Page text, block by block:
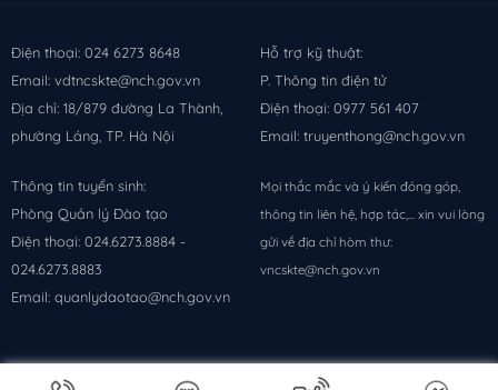
Điện thoại: 024 6273 8648
Email: vdtncskte@nch.gov.vn
Địa chỉ: 18/879 đường La Thành,
phường Láng, TP. Hà Nội
Hỗ trợ kỹ thuật:
P. Thông tin điện tử
Điện thoại: 0977 561 407
Email: truyenthong@nch.gov.vn
Thông tin tuyển sinh:
Phòng Quản lý Đào tạo
Điện thoại: 024.6273.8884 -
024.6273.8883
Email: quanlydaotao@nch.gov.vn
Mọi thắc mắc và ý kiến đóng góp,
thông tin liên hệ, hợp tác,... xin vui lòng
gửi về địa chỉ hòm thư:
vncskte@nch.gov.vn